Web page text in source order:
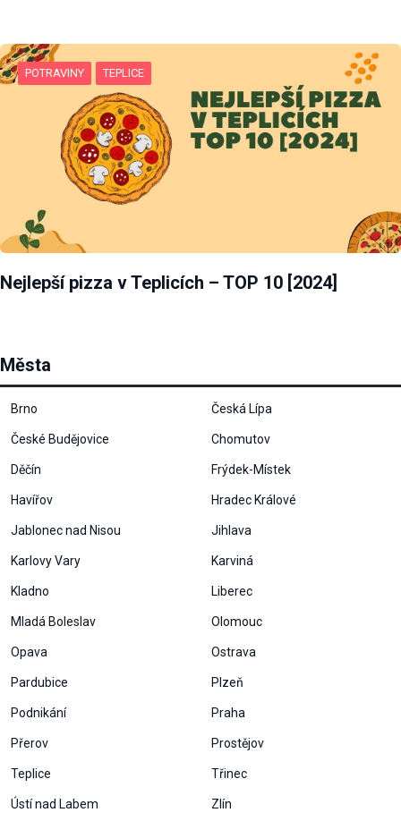
POTRAVINY TEPLICE
Nejlepší pizza v Teplicích – TOP 10 [2024]
Města
Brno Česká Lípa
České Budějovice Chomutov
Děčín Frýdek-Místek
Havířov Hradec Králové
Jablonec nad Nisou Jihlava
Karlovy Vary Karviná
Kladno Liberec
Mladá Boleslav Olomouc
Opava Ostrava
Pardubice Plzeň
Podnikání Praha
Přerov Prostějov
Teplice Třinec
Ústí nad Labem Zlín